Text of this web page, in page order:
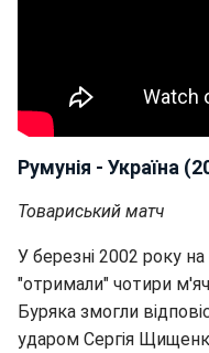
Румунія - Україна
Товариський матч
У березні 2002 року на
"отримали" чотири
Буряка змогли
ударом Сергія